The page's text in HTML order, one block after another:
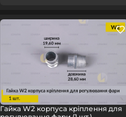
Гайка W2 корпуса кріплення для